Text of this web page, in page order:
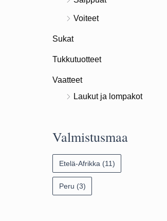
Voiteet
Sukat
Tukkutuotteet
Vaatteet
Laukut ja lompakot
Valmistusmaa
Etelä-Afrikka (11)
Peru (3)